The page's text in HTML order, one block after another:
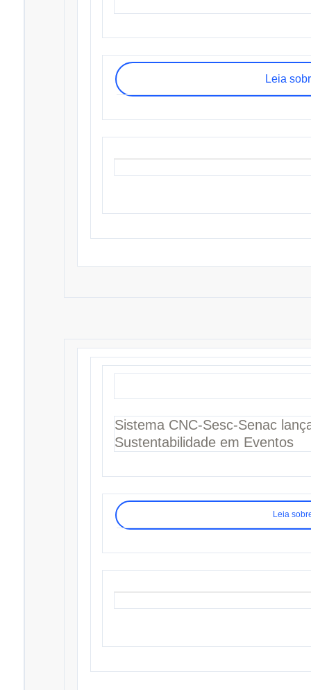
Leia
Sistema CNC-Sesc-Senac
Sustentabilidade em Eventos
Leia